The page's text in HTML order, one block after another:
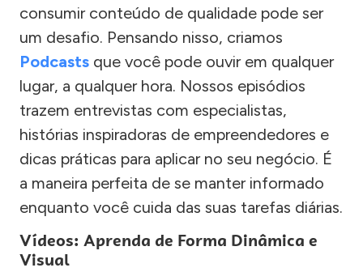
consumir conteúdo de qualidade pode ser
um desafio. Pensando nisso, criamos
Podcasts que você pode ouvir em qualquer
lugar, a qualquer hora. Nossos episódios
trazem entrevistas com especialistas,
histórias inspiradoras de empreendedores e
dicas práticas para aplicar no seu negócio. É
a maneira perfeita de se manter informado
enquanto você cuida das suas tarefas diárias.
Vídeos: Aprenda de Forma Dinâmica e
Visual